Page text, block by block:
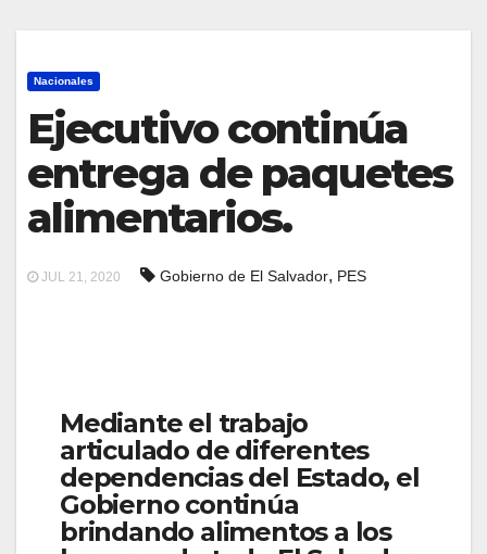
Nacionales
Ejecutivo continúa
entrega de paquetes
alimentarios.
JUL 21, 2020 Gobierno de El Salvador, PES
Mediante el trabajo
articulado de diferentes
dependencias del Estado, el
Gobierno continúa
brindando alimentos a los